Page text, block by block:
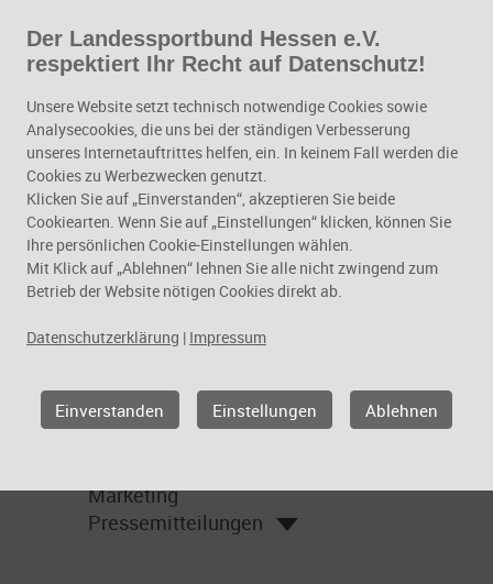
Zum Hauptinhalt springen
Kommunikation und
Marketing
Kommunikation und
Marketing
Marketing
Pressemitteilungen
Der Landessportbund Hessen e.V.
respektiert Ihr Recht auf Datenschutz!
Unsere Website setzt technisch notwendige Cookies sowie
Analysecookies, die uns bei der ständigen Verbesserung
unseres Internetauftrittes helfen, ein. In keinem Fall werden die
Cookies zu Werbezwecken genutzt.
Klicken Sie auf „Einverstanden“, akzeptieren Sie beide
Cookiearten. Wenn Sie auf „Einstellungen“ klicken, können Sie
Ihre persönlichen Cookie-Einstellungen wählen.
Mit Klick auf „Ablehnen“ lehnen Sie alle nicht zwingend zum
Betrieb der Website nötigen Cookies direkt ab.
Datenschutzerklärung | Impressum
Einverstanden Einstellungen Ablehnen